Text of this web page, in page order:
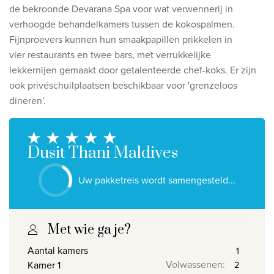
Ontdek onze thema's
Huwelijksreis
Adults only
Luxury
Bekijk alle thema's
De beste aanbiedingen
IKYK Malta
Dhigali Resort Maldives
Bekijk alle promoties
Over Travelworld
de bekroonde Devarana Spa voor wat verwennerij in
verhoogde behandelkamers tussen de kokospalmen.
Fijnproevers kunnen hun smaakpapillen prikkelen in
vier restaurants en twee bars, met verrukkelijke
lekkernijen gemaakt door getalenteerde chef-koks. Er zijn
ook privéschuilplaatsen beschikbaar voor 'grenzeloos
dineren'.
Dusit Thani Maldives
Uw pakketreis wordt samengesteld...
Met wie ga je?
Aantal kamers
Kamer 1
Volwassenen: